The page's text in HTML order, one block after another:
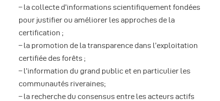
– la collecte d’informations scientifiquement fondées
pour justifier ou améliorer les approches de la
certification ;
– la promotion de la transparence dans l’exploitation
certifiée des forêts ;
– l’information du grand public et en particulier les
communautés riveraines;
– la recherche du consensus entre les acteurs actifs